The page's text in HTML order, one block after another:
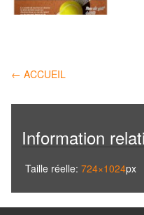
Navigation
articles
← ACCUEIL
Information
Taille réelle: 724×1024px